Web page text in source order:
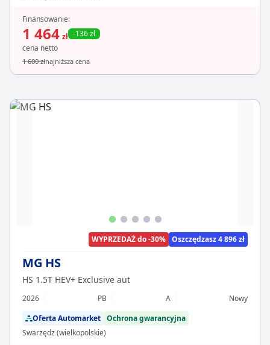
Finansowanie:
1 464 zł -136 zł
cena netto
1 600 złnajniższa cena
WYPRZEDAŻ do -30% Oszczędzasz 4 896 zł
MG HS
HS 1.5T HEV+ Exclusive aut
2026 PB A
Nowy
Oferta Automarket Ochrona gwarancyjna
Swarzędz (wielkopolskie)